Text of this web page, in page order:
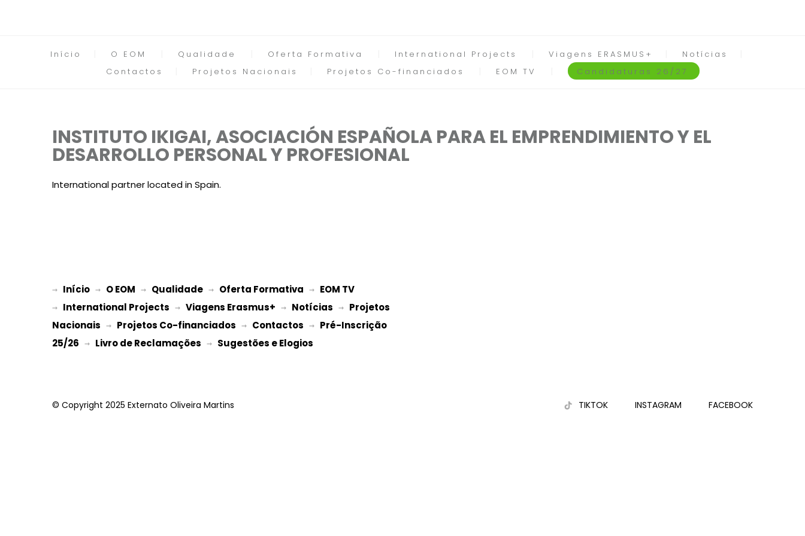
Início O EOM Qualidade Oferta Formativa International Projects Viagens ERASMUS+
Notícias
Contactos
Projetos Nacionais Projetos Co-financiados EOM TV Candidaturas 26/27
INSTITUTO IKIGAI, ASOCIACIÓN ESPAÑOLA PARA EL EMPRENDIMIENTO Y EL
DESARROLLO PERSONAL Y PROFESIONAL
International partner located in Spain.
→ Início → O EOM → Qualidade → Oferta Formativa → EOM TV
→ International Projects → Viagens Erasmus+ → Notícias → Projetos
Nacionais → Projetos Co-financiados → Contactos → Pré-Inscrição
25/26 → Livro de Reclamações → Sugestões e Elogios
© Copyright 2025 Externato Oliveira Martins FACEBOOK
INSTAGRAM
TIKTOK